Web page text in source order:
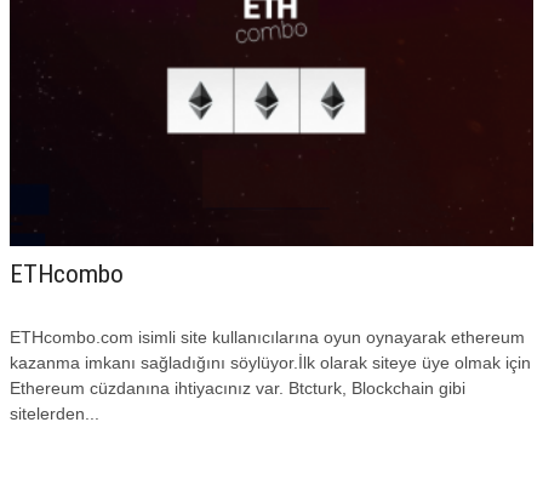
ETHcombo
ETHcombo.com isimli site kullanıcılarına oyun oynayarak ethereum
kazanma imkanı sağladığını söylüyor.İlk olarak siteye üye olmak için
Ethereum cüzdanına ihtiyacınız var. Btcturk, Blockchain gibi
sitelerden...